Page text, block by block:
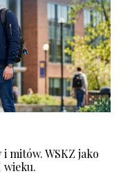
mitów. WSKZ jako
wieku.